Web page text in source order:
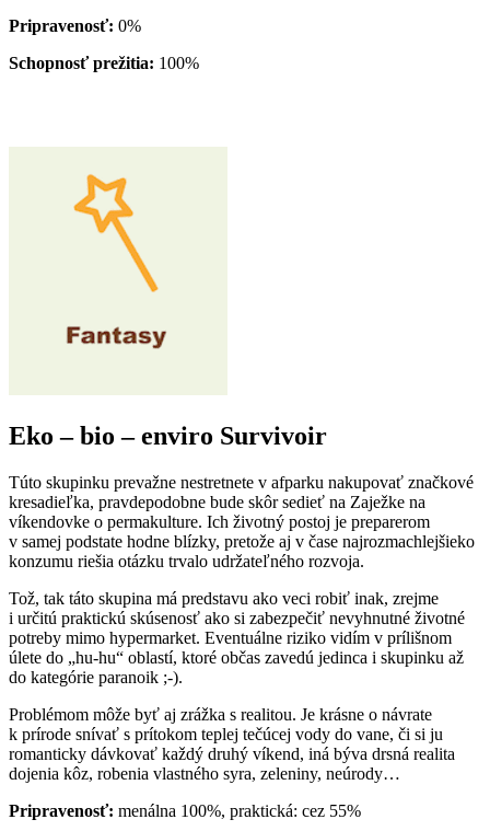
Pripravenosť: 0%
Schopnosť prežitia: 100%
Eko – bio – enviro Survivoir
Túto skupinku prevažne nestretnete v afparku nakupovať značkové
kresadieľka, pravdepodobne bude skôr sedieť na Zaježke na
víkendovke o permakulture. Ich životný postoj je preparerom
v samej podstate hodne blízky, pretože aj v čase najrozmachlejšieko
konzumu riešia otázku trvalo udržateľného rozvoja.
Tož, tak táto skupina má predstavu ako veci robiť inak, zrejme
i určitú praktickú skúsenosť ako si zabezpečiť nevyhnutné životné
potreby mimo hypermarket. Eventuálne riziko vidím v prílišnom
úlete do „hu-hu“ oblastí, ktoré občas zavedú jedinca i skupinku až
do kategórie paranoik ;-).
Problémom môže byť aj zrážka s realitou. Je krásne o návrate
k prírode snívať s prítokom teplej tečúcej vody do vane, či si ju
romanticky dávkovať každý druhý víkend, iná býva drsná realita
dojenia kôz, robenia vlastného syra, zeleniny, neúrody…
Pripravenosť: menálna 100%, praktická: cez 55%